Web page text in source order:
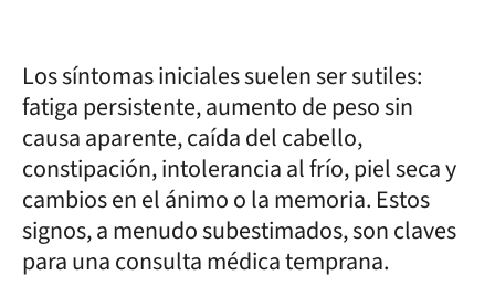
Los síntomas iniciales suelen ser sutiles:
fatiga persistente, aumento de peso sin
causa aparente, caída del cabello,
constipación, intolerancia al frío, piel seca y
cambios en el ánimo o la memoria. Estos
signos, a menudo subestimados, son claves
para una consulta médica temprana.